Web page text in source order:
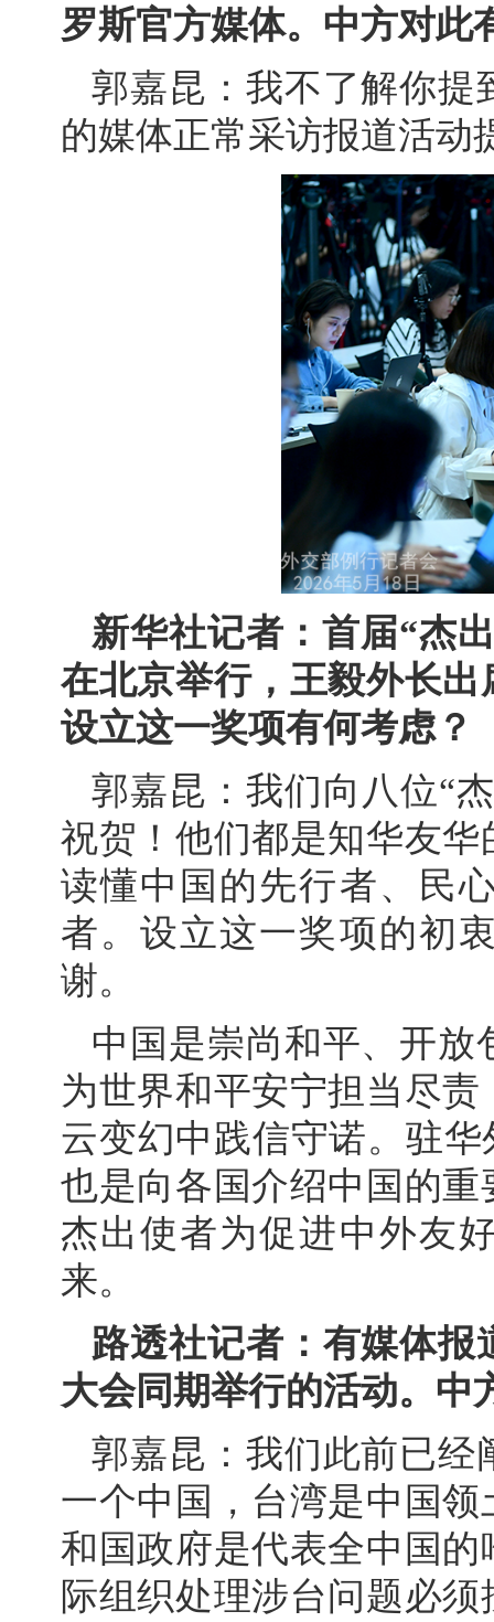
罗斯官方媒体。中方对此
郭嘉昆：我不了解你提
的媒体正常采访报道活动
新华社记者：首届“杰
在北京举行，王毅外长
设立这一奖项有何考虑？
郭嘉昆：我们向八位“
祝贺！他们都是知华友
读懂中国的先行者、民
者。设立这一奖项的初
谢。
中国是崇尚和平、开
为世界和平安宁担当尽
云变幻中践信守诺。驻
也是向各国介绍中国的
杰出使者为促进中外友
来。
路透社记者：有媒体
大会同期举行的活动。中
郭嘉昆：我们此前已经
一个中国，台湾是中国
和国政府是代表全中国
际组织处理涉台问题必